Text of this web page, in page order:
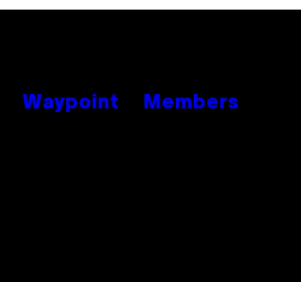
Waypoint Members